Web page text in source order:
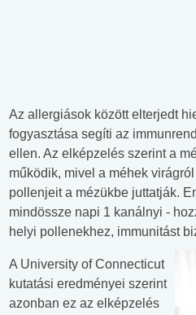
Az allergiások között elterjedt
fogyasztása segíti az
ellen. Az elképzelés szerint a
működik, mivel a méhek
pollenjeit a mézükbe juttatják.
mindössze napi 1 kanálnyi -
helyi pollenekhez, immunitást
A University of Connecticut
kutatási eredményei szerint
azonban ez az elképzelés